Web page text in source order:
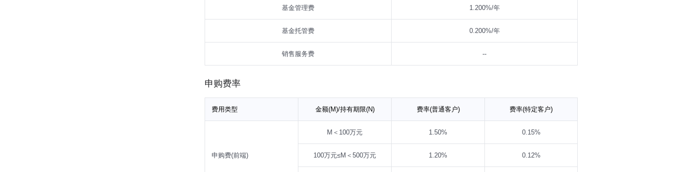
基金管理费 1.200%/年
基金托管费 0.200%/年
销售服务费 --
申购费率
费用类型 金额(M)/持有期限(N) 费率(普通客户) 费率(特定客户)
申购费(前端)
M＜100万元 1.50% 0.15%
100万元≤M＜500万元 1.20% 0.12%